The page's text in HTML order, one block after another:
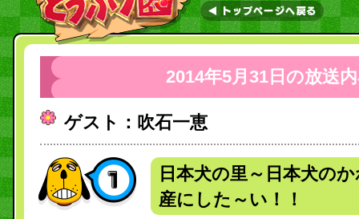
2014年5月31日の放送
ゲスト：吹石一恵
日本犬の里～日本犬の
産にした～い！！